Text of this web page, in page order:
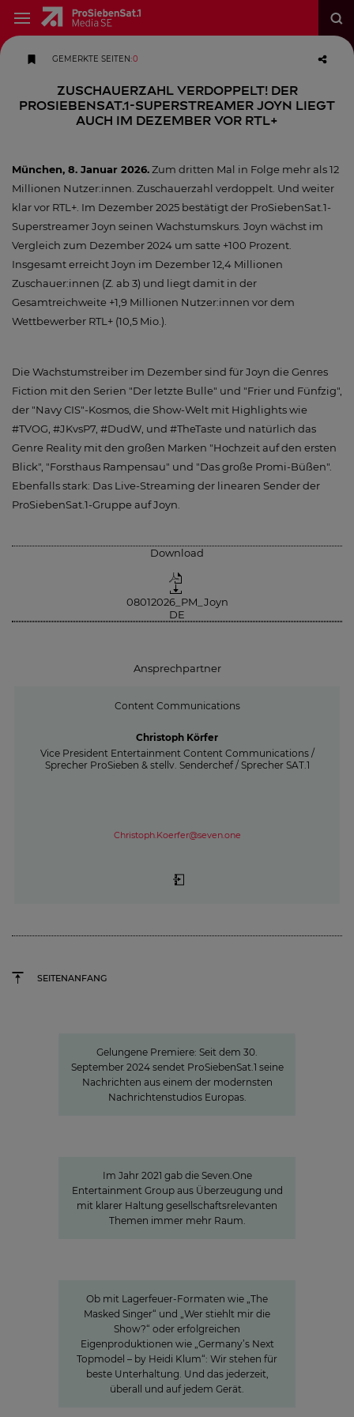
GEMERKTE SEITEN:0
Zuschauerzahl verdoppelt! Der
ProSiebenSat.1-Superstreamer Joyn liegt
auch im Dezember vor RTL+
München, 8. Januar 2026.Zum dritten Mal in Folge mehr als 12
Millionen Nutzer:innen. Zuschauerzahl verdoppelt. Und weiter
klar vor RTL+. Im Dezember 2025 bestätigt der ProSiebenSat.1-
Superstreamer Joyn seinen Wachstumskurs. Joyn wächst im
Vergleich zum Dezember 2024 um satte +100 Prozent.
Insgesamt erreicht Joyn im Dezember 12,4 Millionen
Zuschauer:innen (Z. ab 3) und liegt damit in der
Gesamtreichweite +1,9 Millionen Nutzer:innen vor dem
Wettbewerber RTL+ (10,5 Mio.).
Die Wachstumstreiber im Dezember sind für Joyn die Genres
Fiction mit den Serien "Der letzte Bulle" und "Frier und Fünfzig",
der "Navy CIS"-Kosmos, die Show-Welt mit Highlights wie
#TVOG, #JKvsP7, #DudW, und #TheTaste und natürlich das
Genre Reality mit den großen Marken "Hochzeit auf den ersten
Blick", "Forsthaus Rampensau" und "Das große Promi-Büßen".
Ebenfalls stark: Das Live-Streaming der linearen Sender der
ProSiebenSat.1-Gruppe auf Joyn.
Download
08012026_PM_Joyn
DE
Ansprechpartner
Content Communications
Christoph Körfer
Vice President Entertainment Content Communications /
Sprecher ProSieben & stellv. Senderchef / Sprecher SAT.1
Christoph.Koerfer@seven.one
SEITENANFANG
Gelungene Premiere: Seit dem 30.
September 2024 sendet ProSiebenSat.1 seine
Nachrichten aus einem der modernsten
Nachrichtenstudios Europas.
Im Jahr 2021 gab die Seven.One
Entertainment Group aus Überzeugung und
mit klarer Haltung gesellschaftsrelevanten
Themen immer mehr Raum.
Ob mit Lagerfeuer-Formaten wie „The
Masked Singer“ und „Wer stiehlt mir die
Show?“ oder erfolgreichen
Eigenproduktionen wie „Germany’s Next
Topmodel – by Heidi Klum“: Wir stehen für
beste Unterhaltung. Und das jederzeit,
überall und auf jedem Gerät.